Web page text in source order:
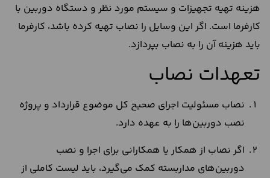
هزینه تهیه تجهیزات و سیستم مورد نظر و دستگاه دوربین با
کارفرما است. اگر این وسایل را نصاب تهیه کرده باشد، کارفرما
باید هزینه آن را به نصاب بپردازد.
تعهدات نصاب
نصاب مسئولیت اجرای صحیح کل موضوع قرارداد و پروژه
نصب دوربین‌ها را به عهده دارد.
اگر نصاب از همکار یا همکارانی برای اجرا و نصب
دوربین‌های مداربسته کمک می‌گیرد، باید لیست کاملی از